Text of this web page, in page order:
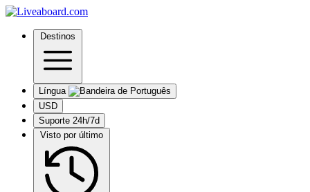
Destinos
Língua
USD
Suporte 24h/7d
Visto por último